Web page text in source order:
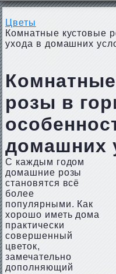
Цветы
Комнатные кустовые
ухода в домашних
розы в
домашних
С каждым годом
домашние розы
становятся всё
более
популярными. Как
хорошо иметь дома
практически
совершенный
цветок,
замечательно
дополняющий